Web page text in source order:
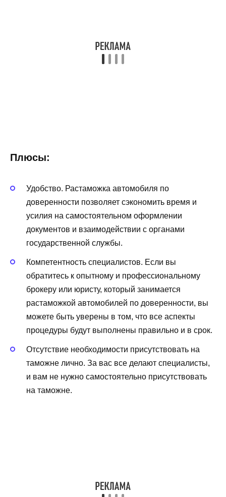
Плюсы:
Удобство. Растаможка автомобиля по
доверенности позволяет сэкономить время и
усилия на самостоятельном оформлении
документов и взаимодействии с органами
государственной службы.
Компетентность специалистов. Если вы
обратитесь к опытному и профессиональному
брокеру или юристу, который занимается
растаможкой автомобилей по доверенности, вы
можете быть уверены в том, что все аспекты
процедуры будут выполнены правильно и в срок.
Отсутствие необходимости присутствовать на
таможне лично. За вас все делают специалисты,
и вам не нужно самостоятельно присутствовать
на таможне.